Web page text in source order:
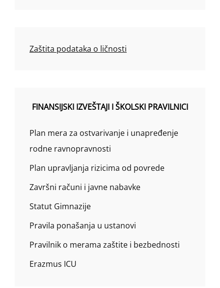
Zaštita podataka o ličnosti
FINANSIJSKI IZVEŠTAJI I ŠKOLSKI PRAVILNICI
Plan mera za ostvarivanje i unapređenje
rodne ravnopravnosti
Plan upravljanja rizicima od povrede
Završni računi i javne nabavke
Statut Gimnazije
Pravila ponašanja u ustanovi
Pravilnik o merama zaštite i bezbednosti
Erazmus ICU